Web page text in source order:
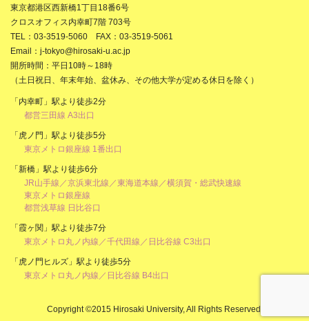
東京都港区西新橋1丁目18番6号
クロスオフィス内幸町7階 703号
TEL：03-3519-5060 FAX：03-3519-5061
Email：j-tokyo@hirosaki-u.ac.jp
開所時間：平日10時～18時
（土日祝日、年末年始、盆休み、その他大学が定める休日を除く）
「内幸町」駅より徒歩2分
都営三田線 A3出口
「虎ノ門」駅より徒歩5分
東京メトロ銀座線 1番出口
「新橋」駅より徒歩6分
JR山手線／京浜東北線／東海道本線／横須賀・総武快速線
東京メトロ銀座線
都営浅草線 日比谷口
「霞ヶ関」駅より徒歩7分
東京メトロ丸ノ内線／千代田線／日比谷線 C3出口
「虎ノ門ヒルズ」駅より徒歩5分
東京メトロ丸ノ内線／日比谷線 B4出口
Copyright ©2015 Hirosaki University, All Rights Reserved.